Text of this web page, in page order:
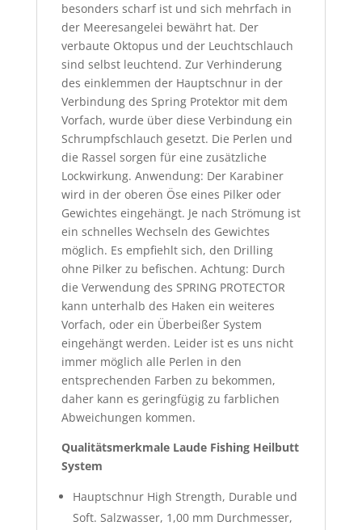
besonders scharf ist und sich mehrfach in
der Meeresangelei bewährt hat. Der
verbaute Oktopus und der Leuchtschlauch
sind selbst leuchtend. Zur Verhinderung
des einklemmen der Hauptschnur in der
Verbindung des Spring Protektor mit dem
Vorfach, wurde über diese Verbindung ein
Schrumpfschlauch gesetzt. Die Perlen und
die Rassel sorgen für eine zusätzliche
Lockwirkung. Anwendung: Der Karabiner
wird in der oberen Öse eines Pilker oder
Gewichtes eingehängt. Je nach Strömung ist
ein schnelles Wechseln des Gewichtes
möglich. Es empfiehlt sich, den Drilling
ohne Pilker zu befischen. Achtung: Durch
die Verwendung des SPRING PROTECTOR
kann unterhalb des Haken ein weiteres
Vorfach, oder ein Überbeißer System
eingehängt werden. Leider ist es uns nicht
immer möglich alle Perlen in den
entsprechenden Farben zu bekommen,
daher kann es geringfügig zu farblichen
Abweichungen kommen.
Qualitätsmerkmale Laude Fishing Heilbutt
System
Hauptschnur High Strength, Durable und
Soft. Salzwasser, 1,00 mm Durchmesser,